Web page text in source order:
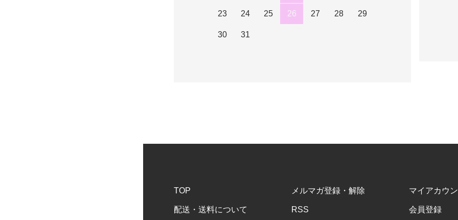
23 24 25 26 27 28 29
30 31
TOP
配送・送料について
メルマガ登録・解除
RSS
マイアカウ
会員登録